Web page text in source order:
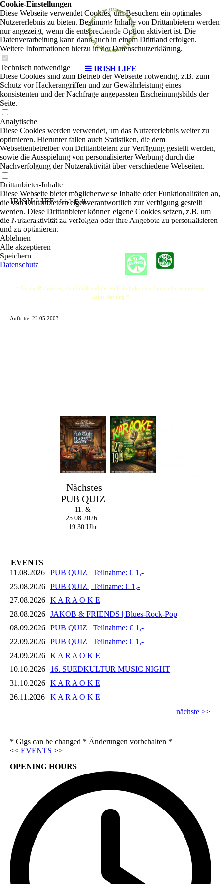
IRISH LIFE
IRISH LIFE |Irish Folk
Bringing it all back - Music, Song and Dance - With Malacky Burke, Des Kelliher,
Alan Maguire, Jim Woods, Paul Duffy and Ais?ir?
* Für die Richtigkeit, den Inhalt und die Vollständigkeit der Links übernehmen wir
keine Haftung *
Auftritte: 22.05.2003
Nächstes
PUB QUIZ
11. &
25.08.2026 |
19:30 Uhr
EVENTS
11.08.2026
PUB QUIZ | Teilnahme: € 1,-
25.08.2026 PUB QUIZ | Teilname: € 1,-
27.08.2026 K A R A O K E
28.08.2026 JAKOB & FRIENDS | Blues-Rock-Pop
08.09.2026 PUB QUIZ | Teilnahme: € 1,-
22.09.2026 PUB QUIZ | Teilnahme: € 1,-
24.09.2026 K A R A O K E
10.10.2026
16. SUEDKULTUR MUSIC NIGHT
31.10.2026 K A R A O K E
26.11.2026
K A R A O K E
nächste >>
* Gigs can be changed * Änderungen vorbehalten *
<< EVENTS >>
OPENING HOURS
Cookie-Einstellungen
Diese Webseite verwendet Cookies, um Besuchern ein optimales
Nutzererlebnis zu bieten. Bestimmte Inhalte von Drittanbietern werden
nur angezeigt, wenn die entsprechende Option aktiviert ist. Die
Datenverarbeitung kann dann auch in einem Drittland erfolgen.
Weitere Informationen hierzu in der Datenschutzerklärung.
Technisch notwendige
Diese Cookies sind zum Betrieb der Webseite notwendig, z.B. zum
Schutz vor Hackerangriffen und zur Gewährleistung eines
konsistenten und der Nachfrage angepassten Erscheinungsbilds der
Seite.
Analytische
Diese Cookies werden verwendet, um das Nutzererlebnis weiter zu
optimieren. Hierunter fallen auch Statistiken, die dem
Webseitenbetreiber von Drittanbietern zur Verfügung gestellt werden,
sowie die Ausspielung von personalisierter Werbung durch die
Nachverfolgung der Nutzeraktivität über verschiedene Webseiten.
Drittanbieter-Inhalte
Diese Webseite bietet möglicherweise Inhalte oder Funktionalitäten an,
die von Drittanbietern eigenverantwortlich zur Verfügung gestellt
werden. Diese Drittanbieter können eigene Cookies setzen, z.B. um
die Nutzeraktivität zu verfolgen oder ihre Angebote zu personalisieren
und zu optimieren.
Ablehnen
Alle akzeptieren
Speichern
Datenschutz